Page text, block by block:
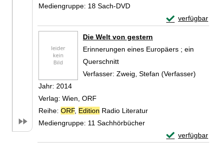
Mediengruppe: 18 Sach-DVD
verfügbar
Exemplar-
Die Welt von gestern
Erinnerungen eines Europäers ; ein
Querschnitt
Verfasser: Zweig, Stefan (Verfasser)
Jahr: 2014
Verlag: Wien, ORF
Reihe: ORF, Edition Radio Literatur
Mediengruppe: 11 Sachhörbücher
verfügbar
Exemplar-